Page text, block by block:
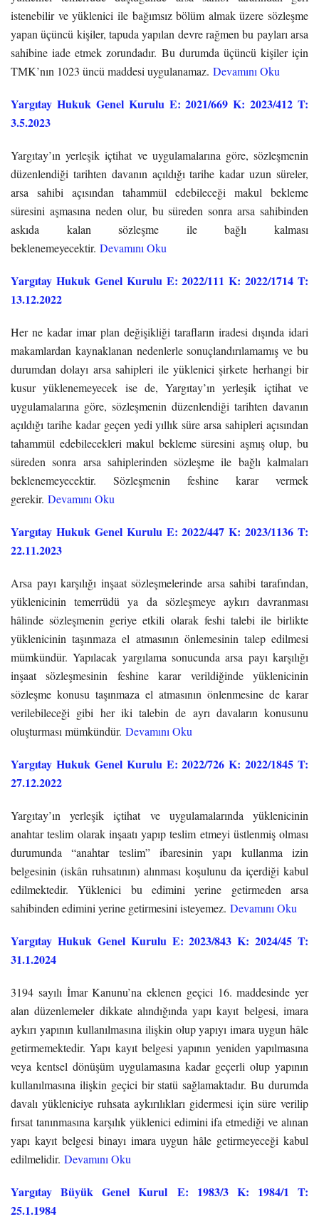
istenebilir ve yüklenici ile bağımsız bölüm almak üzere sözleşme
yapan üçüncü kişiler, tapuda yapılan devre rağmen bu payları arsa
sahibine iade etmek zorundadır. Bu durumda üçüncü kişiler için
TMK’nın 1023 üncü maddesi uygulanamaz. Devamını Oku
Yargıtay Hukuk Genel Kurulu E: 2021/669 K: 2023/412 T:
3.5.2023
Yargıtay’ın yerleşik içtihat ve uygulamalarına göre, sözleşmenin
düzenlendiği tarihten davanın açıldığı tarihe kadar uzun süreler,
arsa sahibi açısından tahammül edebileceği makul bekleme
süresini aşmasına neden olur, bu süreden sonra arsa sahibinden
askıda kalan sözleşme ile bağlı kalması
beklenemeyecektir. Devamını Oku
Yargıtay Hukuk Genel Kurulu E: 2022/111 K: 2022/1714 T:
13.12.2022
Her ne kadar imar plan değişikliği tarafların iradesi dışında idari
makamlardan kaynaklanan nedenlerle sonuçlandırılamamış ve bu
durumdan dolayı arsa sahipleri ile yüklenici şirkete herhangi bir
kusur yüklenemeyecek ise de, Yargıtay’ın yerleşik içtihat ve
uygulamalarına göre, sözleşmenin düzenlendiği tarihten davanın
açıldığı tarihe kadar geçen yedi yıllık süre arsa sahipleri açısından
tahammül edebilecekleri makul bekleme süresini aşmış olup, bu
süreden sonra arsa sahiplerinden sözleşme ile bağlı kalmaları
beklenemeyecektir. Sözleşmenin feshine karar vermek
gerekir. Devamını Oku
Yargıtay Hukuk Genel Kurulu E: 2022/447 K: 2023/1136 T:
22.11.2023
Arsa payı karşılığı inşaat sözleşmelerinde arsa sahibi tarafından,
yüklenicinin temerrüdü ya da sözleşmeye aykırı davranması
hâlinde sözleşmenin geriye etkili olarak feshi talebi ile birlikte
yüklenicinin taşınmaza el atmasının önlemesinin talep edilmesi
mümkündür. Yapılacak yargılama sonucunda arsa payı karşılığı
inşaat sözleşmesinin feshine karar verildiğinde yüklenicinin
sözleşme konusu taşınmaza el atmasının önlenmesine de karar
verilebileceği gibi her iki talebin de ayrı davaların konusunu
oluşturması mümkündür. Devamını Oku
Yargıtay Hukuk Genel Kurulu E: 2022/726 K: 2022/1845 T:
27.12.2022
Yargıtay’ın yerleşik içtihat ve uygulamalarında yüklenicinin
anahtar teslim olarak inşaatı yapıp teslim etmeyi üstlenmiş olması
durumunda “anahtar teslim” ibaresinin yapı kullanma izin
belgesinin (iskân ruhsatının) alınması koşulunu da içerdiği kabul
edilmektedir. Yüklenici bu edimini yerine getirmeden arsa
sahibinden edimini yerine getirmesini isteyemez. Devamını Oku
Yargıtay Hukuk Genel Kurulu E: 2023/843 K: 2024/45 T:
31.1.2024
3194 sayılı İmar Kanunu’na eklenen geçici 16. maddesinde yer
alan düzenlemeler dikkate alındığında yapı kayıt belgesi, imara
aykırı yapının kullanılmasına ilişkin olup yapıyı imara uygun hâle
getirmemektedir. Yapı kayıt belgesi yapının yeniden yapılmasına
veya kentsel dönüşüm uygulamasına kadar geçerli olup yapının
kullanılmasına ilişkin geçici bir statü sağlamaktadır. Bu durumda
davalı yükleniciye ruhsata aykırılıkları gidermesi için süre verilip
fırsat tanınmasına karşılık yüklenici edimini ifa etmediği ve alınan
yapı kayıt belgesi binayı imara uygun hâle getirmeyeceği kabul
edilmelidir. Devamını Oku
Yargıtay Büyük Genel Kurul E: 1983/3 K: 1984/1 T:
25.1.1984